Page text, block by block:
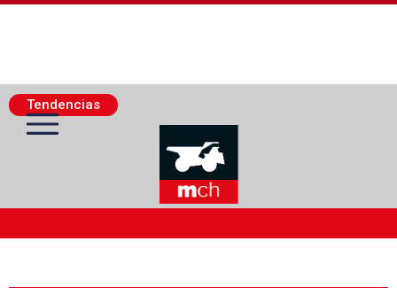
Tendencias
Actualidad Minera